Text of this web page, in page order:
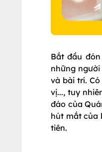
Bắt đầu
những
và bài trí.
vị..., tuy
đáo của
hút mắt của
tiên.